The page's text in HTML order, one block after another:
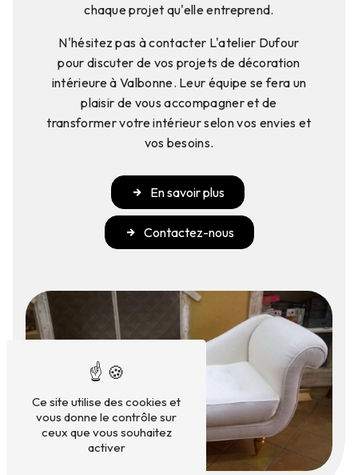
chaque projet qu'elle entreprend.
N'hésitez pas à contacter L'atelier Dufour
pour discuter de vos projets de décoration
intérieure à Valbonne. Leur équipe se fera un
plaisir de vous accompagner et de
transformer votre intérieur selon vos envies et
vos besoins.
En savoir plus
Contactez-nous
Ce site utilise des cookies et
vous donne le contrôle sur
ceux que vous souhaitez
activer